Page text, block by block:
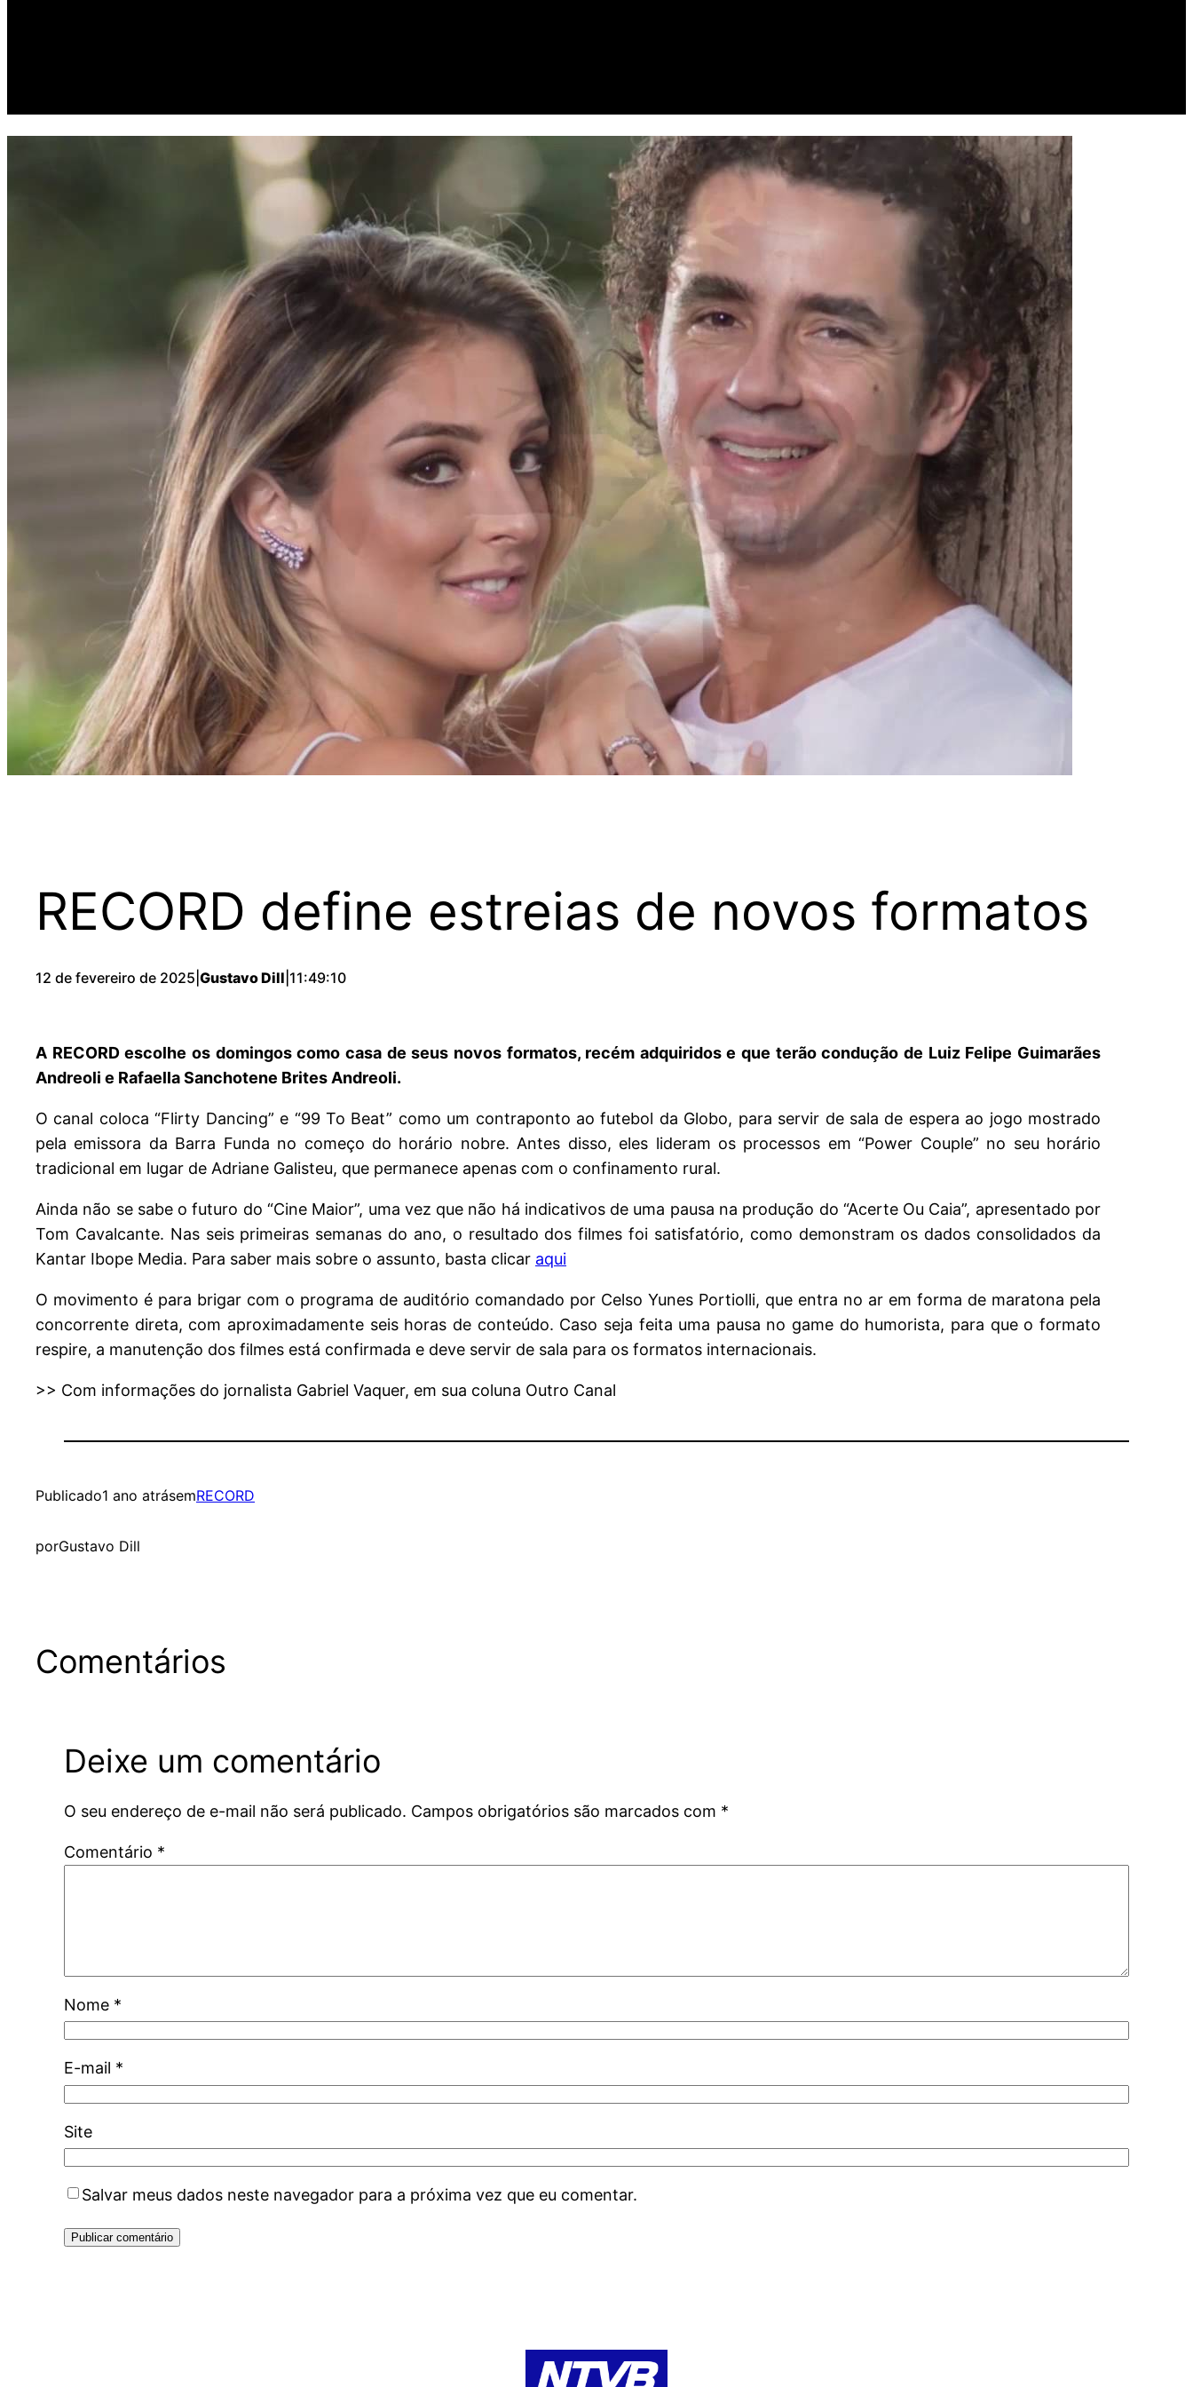
RECORD define estreias de novos formatos
12 de fevereiro de 2025 Gustavo Dill 11:49:10
A RECORD escolhe os domingos como casa de seus novos formatos, recém adquiridos e que terão condução de Luiz Felipe Guimarães
Andreoli e Rafaella Sanchotene Brites Andreoli.
O canal coloca “Flirty Dancing” e “99 To Beat” como um contraponto ao futebol da Globo, para servir de sala de espera ao jogo mostrado
pela emissora da Barra Funda no começo do horário nobre. Antes disso, eles lideram os processos em “Power Couple” no seu horário
tradicional em lugar de Adriane Galisteu, que permanece apenas com o confinamento rural.
Ainda não se sabe o futuro do “Cine Maior”, uma vez que não há indicativos de uma pausa na produção do “Acerte Ou Caia”, apresentado por
Tom Cavalcante. Nas seis primeiras semanas do ano, o resultado dos filmes foi satisfatório, como demonstram os dados consolidados da
Kantar Ibope Media. Para saber mais sobre o assunto, basta clicar aqui
O movimento é para brigar com o programa de auditório comandado por Celso Yunes Portiolli, que entra no ar em forma de maratona pela
concorrente direta, com aproximadamente seis horas de conteúdo. Caso seja feita uma pausa no game do humorista, para que o formato
respire, a manutenção dos filmes está confirmada e deve servir de sala para os formatos internacionais.
>> Com informações do jornalista Gabriel Vaquer, em sua coluna Outro Canal
Publicado1 ano atrásemRECORD
porGustavo Dill
Comentários
Deixe um comentário
O seu endereço de e-mail não será publicado. Campos obrigatórios são marcados com *
Comentário *
Nome *
E-mail *
Site
Salvar meus dados neste navegador para a próxima vez que eu comentar.